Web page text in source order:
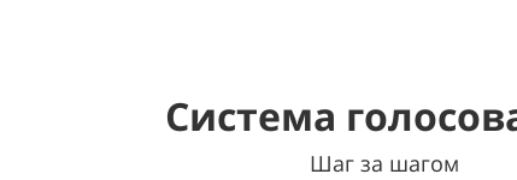
Система
Шаг за шагом